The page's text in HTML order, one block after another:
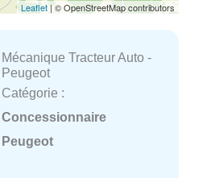
Leaflet | © OpenStreetMap contributors
Mécanique Tracteur Auto -
Peugeot
Catégorie :
Concessionnaire
Peugeot